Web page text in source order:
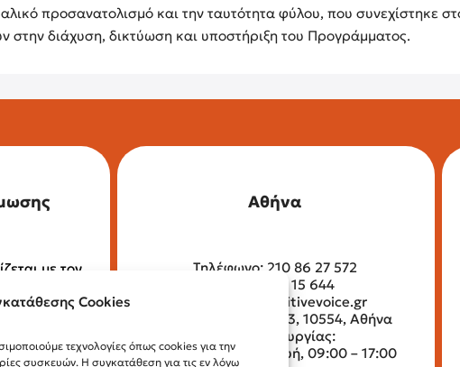
Cookies
τεχνολογίες όπως cookies για την
συσκευών. Η συγκατάθεση για τις εν λόγω
προσανατολισμό και την ταυτότητα φύλου, που συνεχίστηκε
διάχυση, δικτύωση και υποστήριξη του Προγράμματος.
με τον
Αθήνα
Αθήνα
Τηλέφωνο: 210 86 27 572
Fax: 210 32 15 644
info@positivevoice.gr
Αγίων Αναργύρων 13, 10554, Αθήνα
Ώρες λειτουργίας:
Δευτέρα – Παρασκευή, 09:00 – 17:00